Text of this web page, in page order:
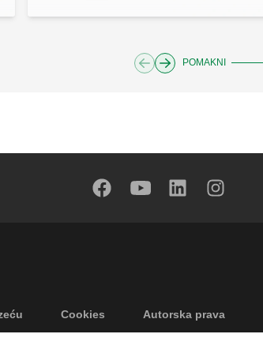
POMAKNI
Cookies Autorska prava